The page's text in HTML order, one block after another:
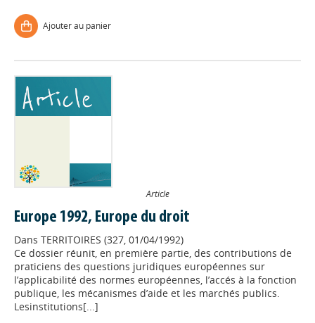
Ajouter au panier
Article
Europe 1992, Europe du droit
Dans TERRITOIRES (327, 01/04/1992)
Ce dossier réunit, en première partie, des contributions de
praticiens des questions juridiques européennes sur
l’applicabilité des normes européennes, l’accés à la fonction
publique, les mécanismes d’aide et les marchés publics.
Lesinstitutions[...]
Appels à projets